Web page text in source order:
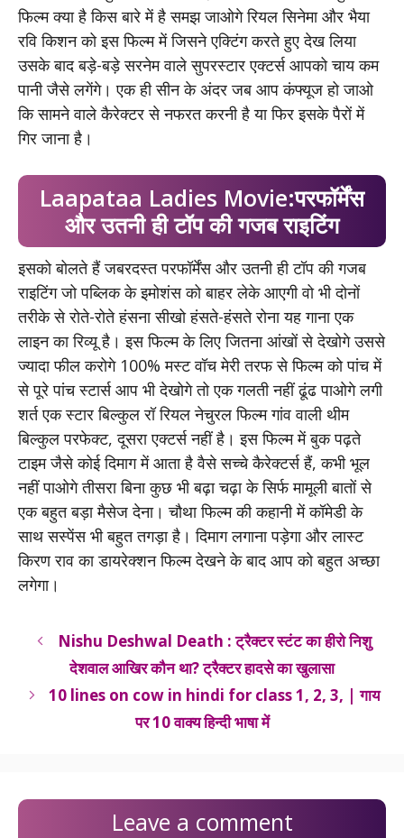
फिल्म क्या है किस बारे में है समझ जाओगे रियल सिनेमा और भैया
रवि किशन को इस फिल्म में जिसने एक्टिंग करते हुए देख लिया
उसके बाद बड़े-बड़े सरनेम वाले सुपरस्टार एक्टर्स आपको चाय कम
पानी जैसे लगेंगे। एक ही सीन के अंदर जब आप कंफ्यूज हो जाओ
कि सामने वाले कैरेक्टर से नफरत करनी है या फिर इसके पैरों में
गिर जाना है।
Laapataa Ladies Movie:परफॉर्मेंस
और उतनी ही टॉप की गजब राइटिंग
इसको बोलते हैं जबरदस्त परफॉर्मेंस और उतनी ही टॉप की गजब
राइटिंग जो पब्लिक के इमोशंस को बाहर लेके आएगी वो भी दोनों
तरीके से रोते-रोते हंसना सीखो हंसते-हंसते रोना यह गाना एक
लाइन का रिव्यू है। इस फिल्म के लिए जितना आंखों से देखोगे उससे
ज्यादा फील करोगे 100% मस्ट वॉच मेरी तरफ से फिल्म को पांच में
से पूरे पांच स्टार्स आप भी देखोगे तो एक गलती नहीं ढूंढ पाओगे लगी
शर्त एक स्टार बिल्कुल रॉ रियल नेचुरल फिल्म गांव वाली थीम
बिल्कुल परफेक्ट, दूसरा एक्टर्स नहीं है। इस फिल्म में बुक पढ़ते
टाइम जैसे कोई दिमाग में आता है वैसे सच्चे कैरेक्टर्स हैं, कभी भूल
नहीं पाओगे तीसरा बिना कुछ भी बढ़ा चढ़ा के सिर्फ मामूली बातों से
एक बहुत बड़ा मैसेज देना। चौथा फिल्म की कहानी में कॉमेडी के
साथ सस्पेंस भी बहुत तगड़ा है। दिमाग लगाना पड़ेगा और लास्ट
किरण राव का डायरेक्शन फिल्म देखने के बाद आप को बहुत अच्छा
लगेगा।
Nishu Deshwal Death : ट्रैक्टर स्टंट का हीरो निशु
देशवाल आखिर कौन था? ट्रैक्टर हादसे का खुलासा
10 lines on cow in hindi for class 1, 2, 3, | गाय
पर 10 वाक्य हिन्दी भाषा में
Leave a comment